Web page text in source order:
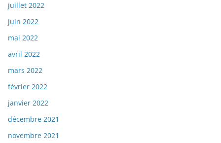
juillet 2022
juin 2022
mai 2022
avril 2022
mars 2022
février 2022
janvier 2022
décembre 2021
novembre 2021